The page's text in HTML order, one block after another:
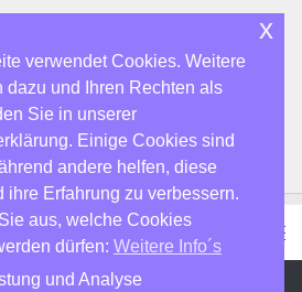
verwendet Cookies. Weitere
dazu und Ihren Rechten als
Sie in unserer
Einige Cookies sind
andere helfen, diese
ihre Erfahrung zu verbessern.
aus, welche Cookies
dürfen: Weitere Info´s
Analyse
und Analyse
x